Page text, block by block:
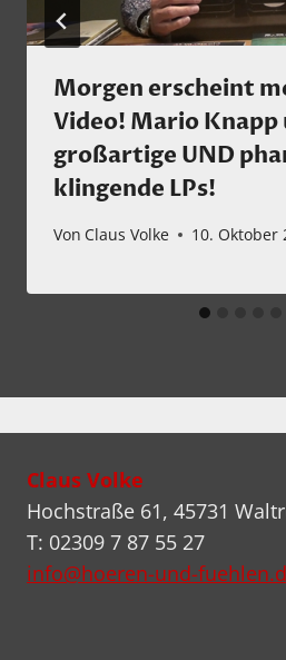
Morgen erscheint
Video! Mario Knapp
großartige UND
klingende LPs!
Von Claus Volke 10. Oktober
Claus Volke
Hochstraße 61, 45731
T: 02309 7 87 55 27
info@hoeren-und-